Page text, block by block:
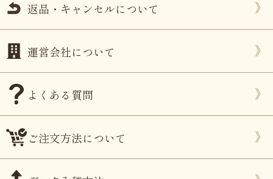
返品・キャンセルについて
運営会社について
よくある質問
ご注文方法について